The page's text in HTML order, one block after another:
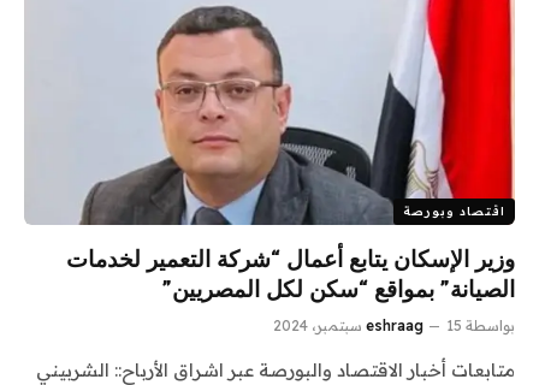
اقتصاد وبورصة
وزير الإسكان يتابع أعمال “شركة التعمير لخدمات
الصيانة” بمواقع “سكن لكل المصريين”
بواسطة eshraag 15 سبتمبر، 2024
متابعات أخبار الاقتصاد والبورصة عبر اشراق الأرباح:: الشربيني